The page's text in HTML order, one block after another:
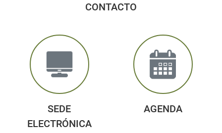
CONTACTO
SEDE
ELECTRÓNICA
AGENDA